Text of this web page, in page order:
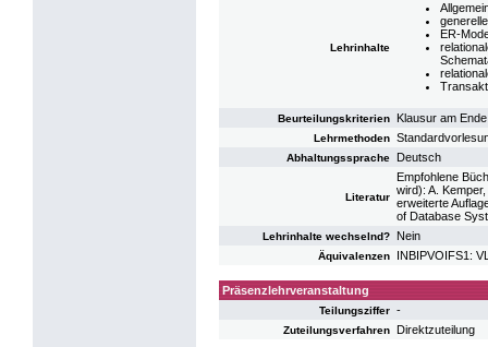
Lehrinhalte
ER-
Beurteilungskriterien Klausur am
Lehrmethoden
Abhaltungssprache Deutsch
Literatur
Empfohlene
wird): A.
erweiterte
of Database
Lehrinhalte wechselnd? Nein
Äquivalenzen INBIPVOIFS1:
Präsenzlehrveranstaltung
Teilungsziffer -
Zuteilungsverfahren Direktzuteilung